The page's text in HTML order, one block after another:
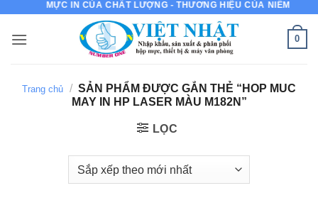
nội
MỰC IN CỦA CHẤT LƯỢNG - THƯƠNG HIỆU CỦA NIỀM TIN
0
Trang chủ / SẢN PHẨM ĐƯỢC GẮN THẺ “HOP MUC
MAY IN HP LASER MÀU M182N”
LỌC